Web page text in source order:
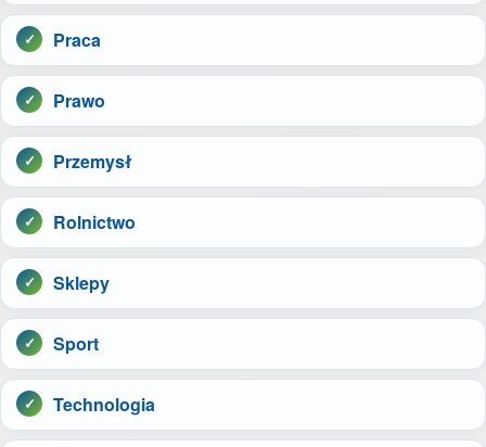
Praca
Prawo
Przemysł
Rolnictwo
Sklepy
Sport
Technologia